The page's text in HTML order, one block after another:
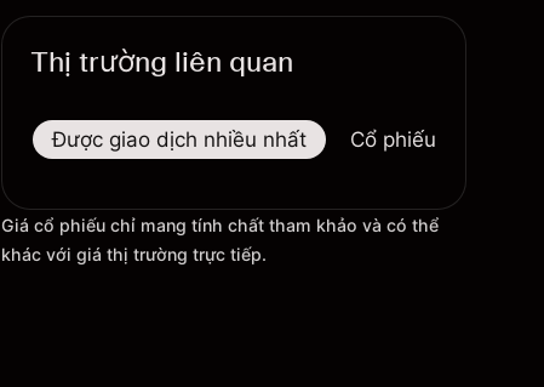
Thị trường liên quan
Được giao dịch nhiều nhất Cổ phiếu tăng
Giá cổ phiếu chỉ mang tính chất tham khảo và có thể
khác với giá thị trường trực tiếp.